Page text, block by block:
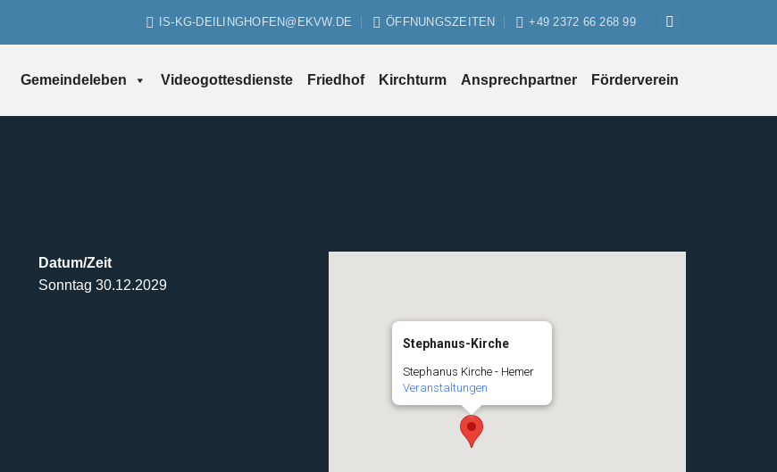
IS-KG-DEILINGHOFEN@EKVW.DE ÖFFNUNGSZEITEN +49 2372 66 268 99
Gemeindeleben Videogottesdienste Friedhof Kirchturm Ansprechpartner Förderverein
Stephanus-Kirche
Stephanus Kirche - Hemer
Veranstaltungen
Datum/Zeit
Sonntag 30.12.2029